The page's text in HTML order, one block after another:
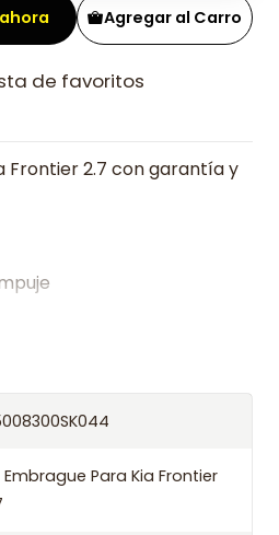
Agregar al Carro
de favoritos
Frontier 2.7 con garantía y
embragues desde 2019,
confirmación.
Embrague Para Kia Frontier